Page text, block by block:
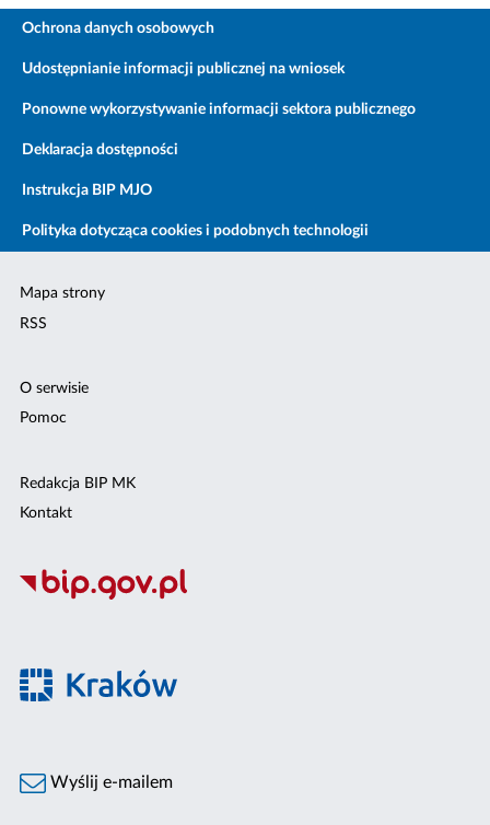
Ochrona danych osobowych
Udostępnianie informacji publicznej na wniosek
Ponowne wykorzystywanie informacji sektora publicznego
Deklaracja dostępności
Instrukcja BIP MJO
Polityka dotycząca cookies i podobnych technologii
Mapa strony
RSS
O serwisie
Pomoc
Redakcja BIP MK
Kontakt
Wyślij e-mailem